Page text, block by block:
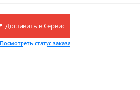
Доставить в Сервис
Посмотреть статус заказа